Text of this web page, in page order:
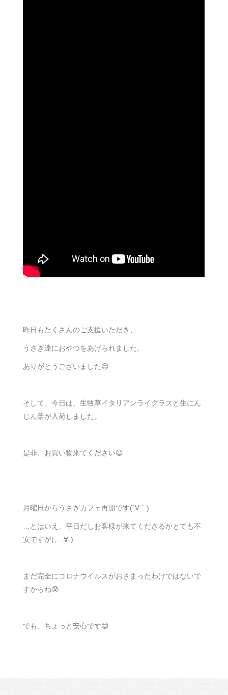
昨日もたくさんのご支援いただき、
うさぎ達におやつをあげられました。
ありがとうございました😊
そして、今日は、生牧草イタリアンライグラスと生にん
じん葉が入荷しました。
是非、お買い物来てください😃
月曜日からうさぎカフェ再開です(´∀｀)
…とはいえ、平日だしお客様が来てくださるかとても不
安ですが(。-∀-)
まだ完全にコロナウイルスがおさまったわけではないで
すからね😰
でも、ちょっと安心です😄